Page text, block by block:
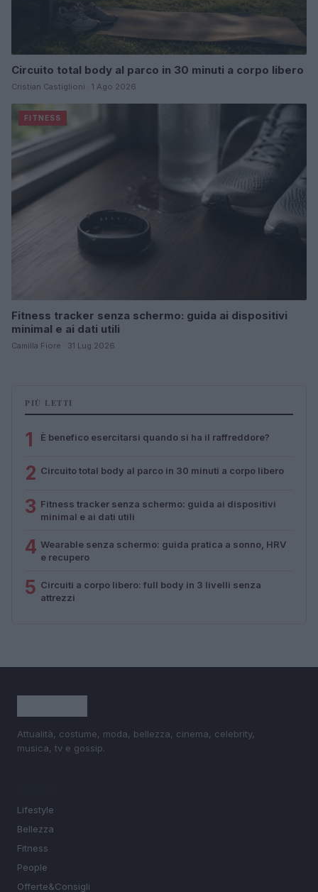
Circuito total body al parco in 30 minuti a corpo libero
Cristian Castiglioni · 1 Ago 2026
FITNESS
Fitness tracker senza schermo: guida ai dispositivi
minimal e ai dati utili
Camilla Fiore · 31 Lug 2026
PIÙ LETTI
1 È benefico esercitarsi quando si ha il raffreddore?
2 Circuito total body al parco in 30 minuti a corpo libero
3 Fitness tracker senza schermo: guida ai dispositivi
minimal e ai dati utili
4 Wearable senza schermo: guida pratica a sonno, HRV
e recupero
5 Circuiti a corpo libero: full body in 3 livelli senza
attrezzi
Attualità, costume, moda, bellezza, cinema, celebrity,
musica, tv e gossip.
Lifestyle
Bellezza
Fitness
People
Offerte&Consigli